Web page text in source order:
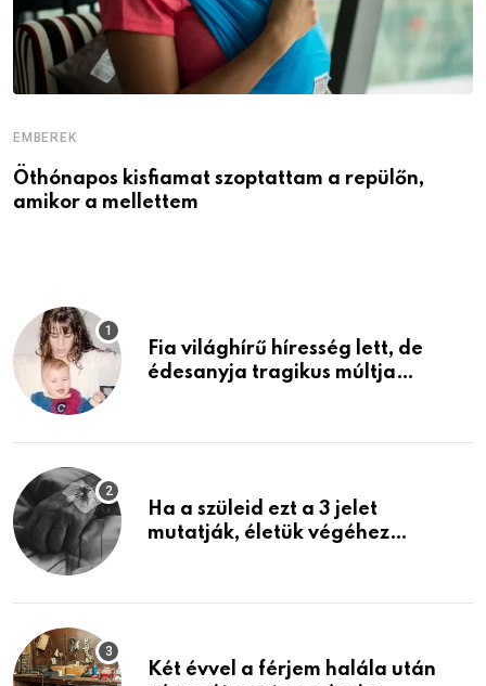
EMBEREK
Öthónapos kisfiamat szoptattam a repülőn,
amikor a mellettem
Fia világhírű híresség lett, de
édesanyja tragikus múltja
Ha a szüleid ezt a 3 jelet
mutatják, életük végéhez
Két évvel a férjem halála után